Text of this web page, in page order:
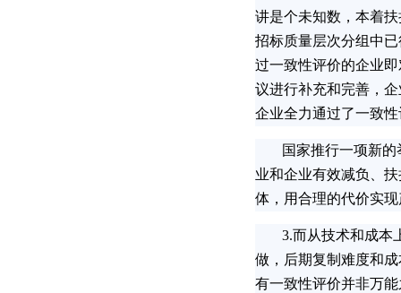
讲是个未知数，本着
招标质量层次分组中
过一致性评价的企业
议进行补充和完善，
企业全力通过了一致
国家推行一项新的
业和企业有效减负、
体，用合理的代价实
3.而从技术和成本
做，后期复制难度和
有一致性评价并非万